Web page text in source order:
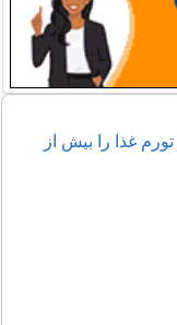
غذا را بیش از